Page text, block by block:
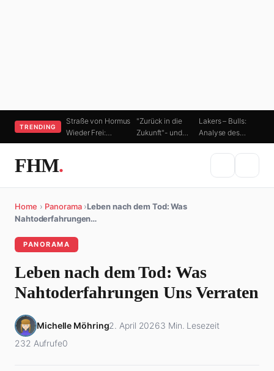
TRENDING
Straße von Hormus
Wieder Frei:…
"Zurück in die
Zukunft"- und…
Lakers – Bulls:
Analyse des…
FHM.
Home › Panorama ›Leben nach dem Tod: Was
Nahtoderfahrungen…
PANORAMA
Leben nach dem Tod: Was
Nahtoderfahrungen Uns Verraten
Michelle Möhring2. April 20263 Min. Lesezeit
232 Aufrufe0